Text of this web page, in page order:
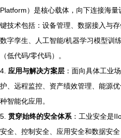
Platform）是核心载体，向下连接海
键技术包括：设备管理、数据接入与
数字孪生、人工智能/机器学习模型训
（低代码/零代码）。
4. 应用与解决方案层 ：面向具体工业
护、远程监控、资产绩效管理、能源
种智能化应用。
5. 贯穿始终的安全体系：工业安全是
安全、控制安全、应用安全和数据安